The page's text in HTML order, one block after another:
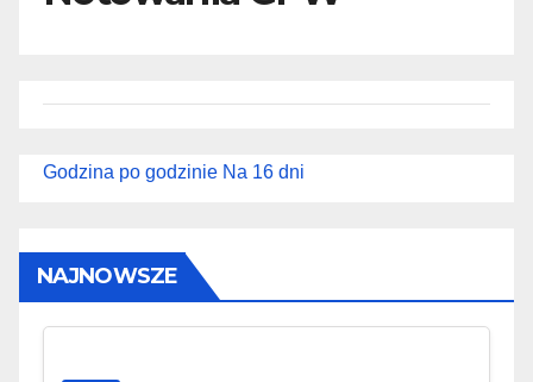
Godzina po godzinie Na 16 dni
NAJNOWSZE